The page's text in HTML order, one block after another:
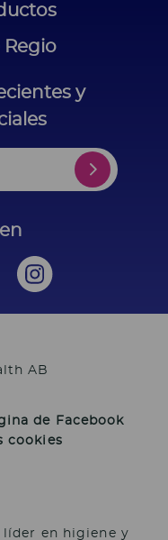
Regio
y
AB
de Facebook
cookies
líder en higiene y